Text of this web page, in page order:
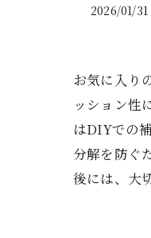
2026/01/31
お気に入り
ッション性
はDIYでの
分解を防ぐ
後には、大